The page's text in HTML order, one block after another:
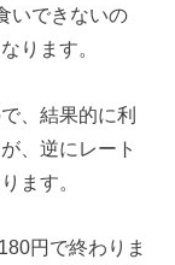
いできないの
ります。
、結果的に利
、逆にレート
ます。
円で終わりま